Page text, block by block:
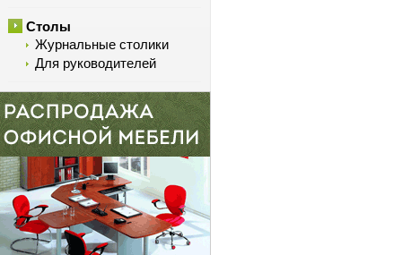
Столы
Журнальные столики
Для руководителей